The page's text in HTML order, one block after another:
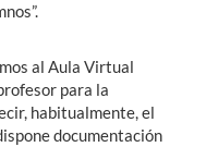
al Aula Virtual
para la
habitualmente, el
documentación